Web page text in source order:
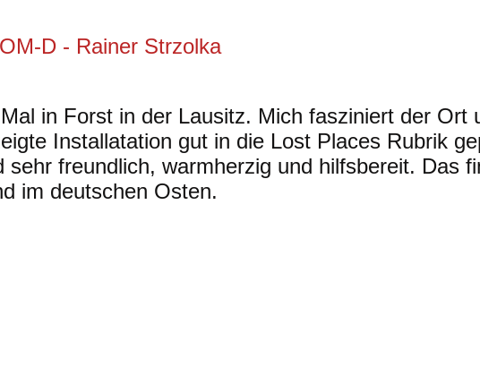
D - Rainer Strzolka
in Forst in der Lausitz. Mich fasziniert der Ort
Installatation gut in die Lost Places Rubrik
sehr freundlich, warmherzig und hilfsbereit. Das
im deutschen Osten.